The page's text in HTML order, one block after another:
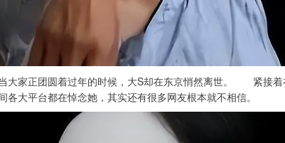
正团圆着过年的时候，大S却在东京悄然离世。 紧接着在
平台都在悼念她，其实还有很多网友根本就不相信。